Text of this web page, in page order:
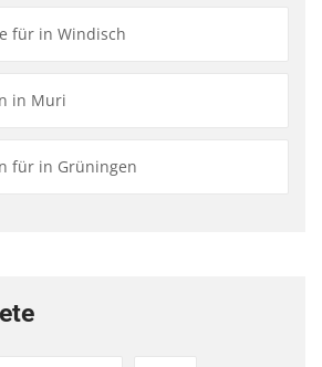
für in Windisch
in Muri
für in Grüningen